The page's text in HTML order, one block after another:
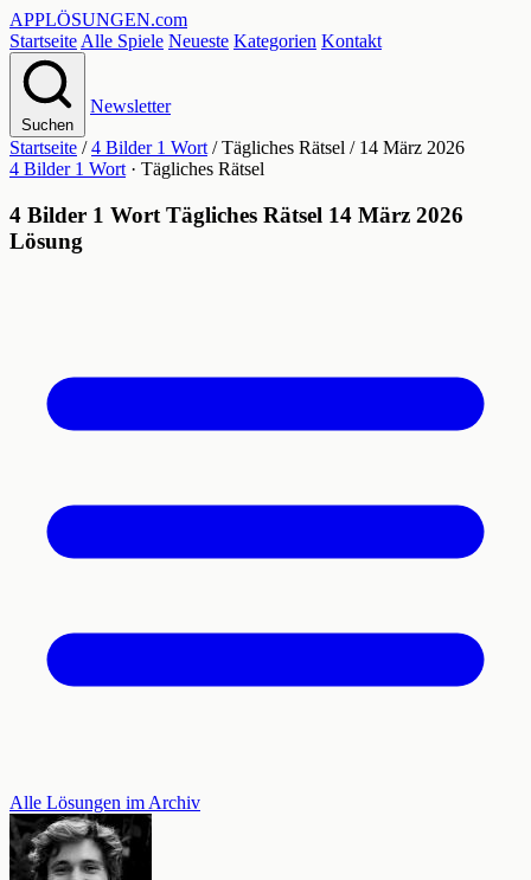
APPLÖSUNGEN.com
Startseite Alle Spiele Neueste Kategorien Kontakt
Suchen
Newsletter
Startseite / 4 Bilder 1 Wort / Tägliches Rätsel / 14 März 2026
4 Bilder 1 Wort · Tägliches Rätsel
4 Bilder 1 Wort Tägliches Rätsel 14 März 2026
Lösung
Alle Lösungen im Archiv